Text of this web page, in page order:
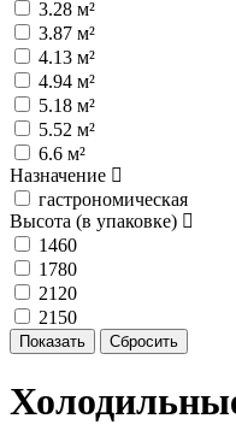
3.28 м²
3.87 м²
4.13 м²
4.94 м²
5.18 м²
5.52 м²
6.6 м²
Назначение
гастрономическая
Высота (в упаковке)
1460
1780
2120
2150